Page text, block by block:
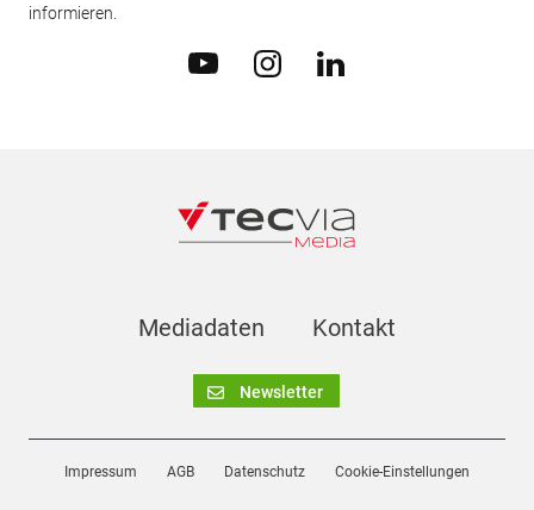
informieren.
Mediadaten Kontakt
Newsletter
Impressum AGB Datenschutz Cookie-Einstellungen